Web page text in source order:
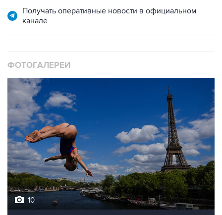
Получать оперативные новости в официальном
канале
ФОТОГАЛЕРЕИ
10